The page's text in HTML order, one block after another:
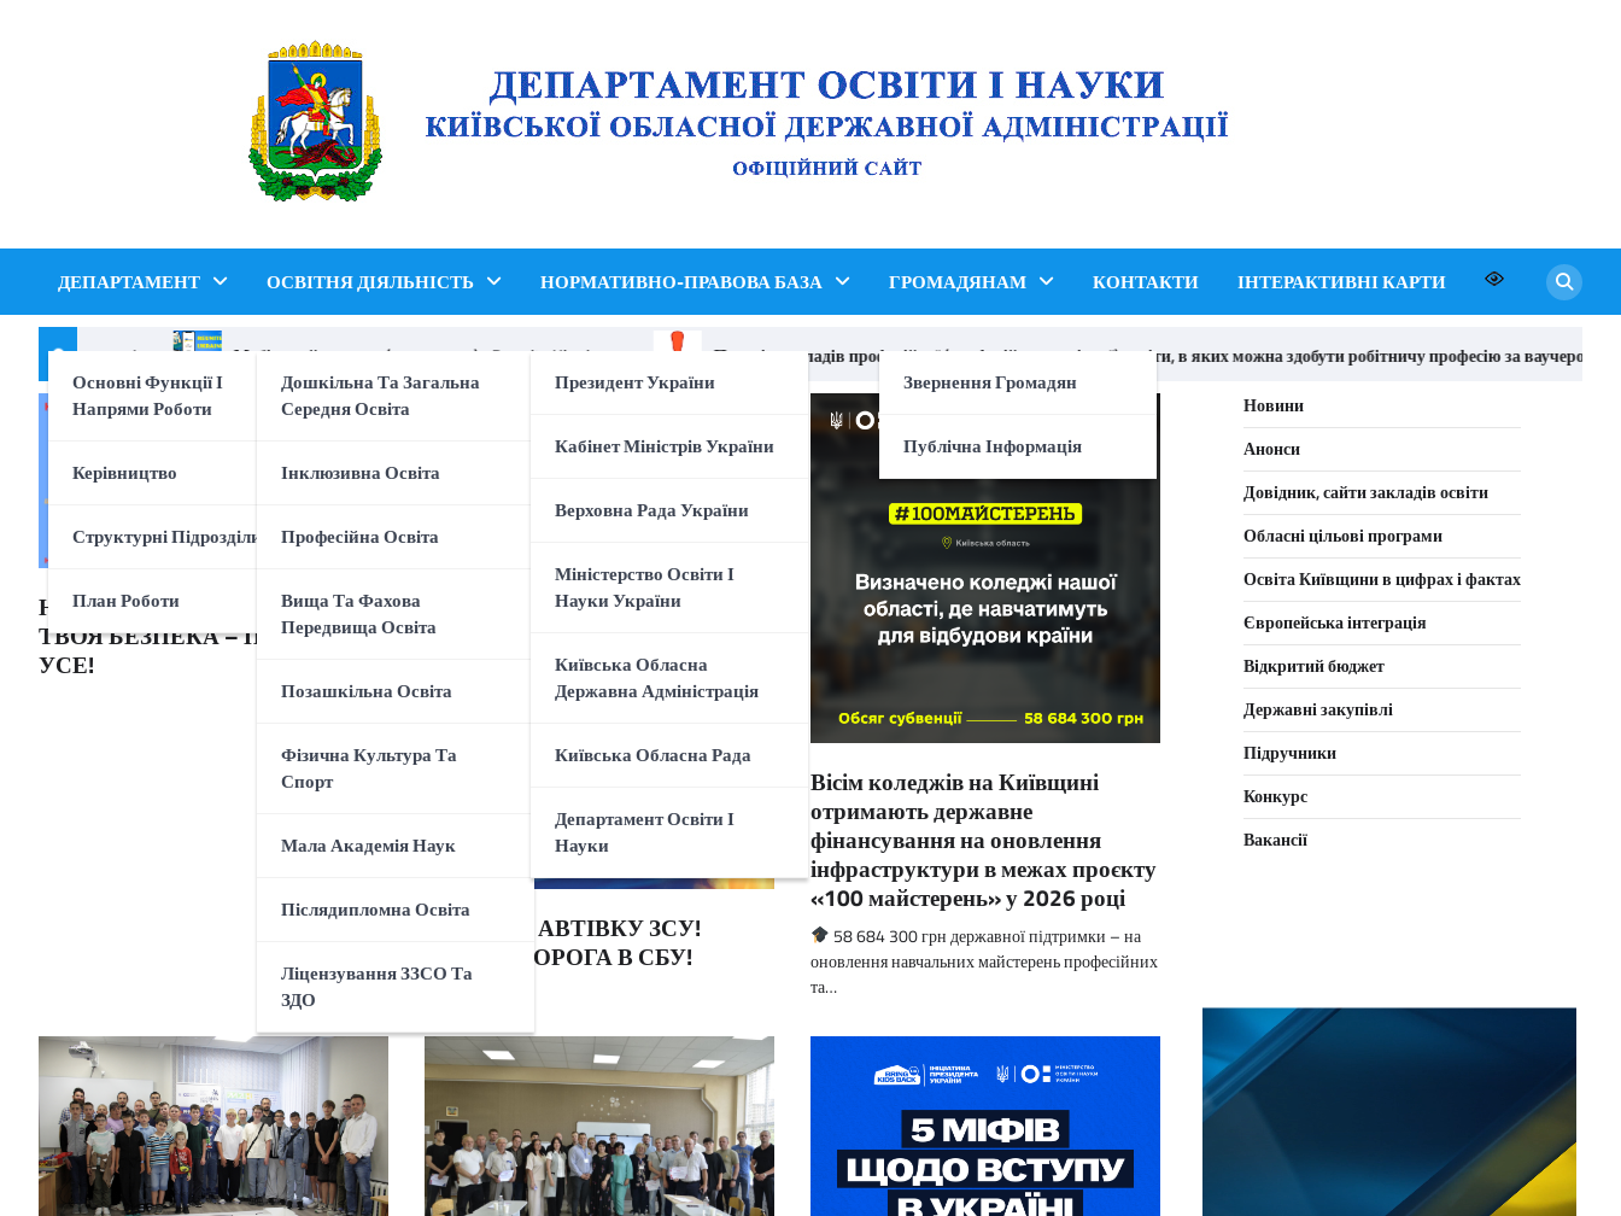
обласної державної
адміністрації
ДЕПАРТАМЕНТ
Основні Функції І
Напрями Роботи
Керівництво
Структурні Підрозділи
План Роботи
ОСВІТНЯ ДІЯЛЬНІСТЬ
Дошкільна Та Загальна
Середня Освіта
Інклюзивна Освіта
Професійна Освіта
Вища Та Фахова
Передвища Освіта
Позашкільна Освіта
Фізична Культура Та
Спорт
Мала Академія Наук
Післядипломна Освіта
Ліцензування ЗЗСО Та
ЗДО
НОРМАТИВНО-ПРАВОВА БАЗА
Президент України
Кабінет Міністрів України
Верховна Рада України
Міністерство Освіти І
Науки України
Київська Обласна
Державна Адміністрація
Київська Обласна Рада
Департамент Освіти І
Науки
ГРОМАДЯНАМ
Звернення Громадян
Публічна Інформація
КОНТАКТИ ІНТЕРАКТИВНІ КАРТИ
безпеки ! Мобільний додаток (застосунок) «Reunite Ukraine» Перелік закладів професійної (професійно-технічної) освіти, в яких можна здобути робітничу професію за ваучером
НЕ ДАЙ СЕБЕ ОБДУРИТИ:
ТВОЯ БЕЗПЕКА – ПОНАД
УСЕ!
НЕ ПАЛИ АВТІВКУ ЗСУ!
«ЗДАЙ» ВОРОГА В СБУ!
Вісім коледжів на Київщині
отримають державне
фінансування на оновлення
інфраструктури в межах проєкту
«100 майстерень» у 2026 році
58 684 300 грн державної підтримки – на
оновлення навчальних майстерень професійних
та…
Новини
Анонси
Довідник, сайти закладів освіти
Обласні цільові програми
Освіта Київщини в цифрах і фактах
Європейська інтеграція
Відкритий бюджет
Державні закупівлі
Підручники
Конкурс
Вакансії